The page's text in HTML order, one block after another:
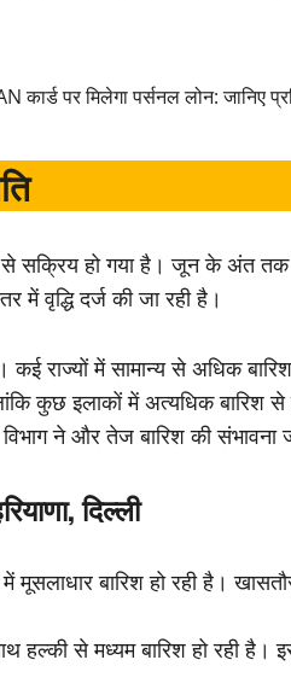
पर मिलेगा पर्सनल लोन: जानिए
सक्रिय हो गया है। जून के अंत तक
वृद्धि दर्ज की जा रही है।
राज्यों में सामान्य से अधिक
कुछ इलाकों में अत्यधिक बारिश से
ने और तेज बारिश की संभावना
दिल्ली
मूसलाधार बारिश हो रही है।
हल्की से मध्यम बारिश हो रही है।